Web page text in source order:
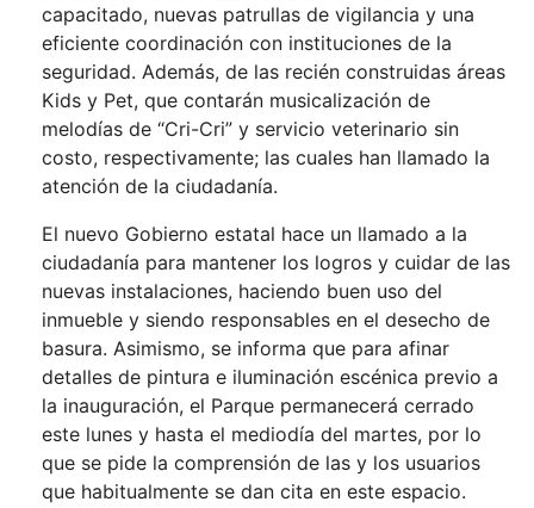
capacitado, nuevas patrullas de vigilancia y una
eficiente coordinación con instituciones de la
seguridad. Además, de las recién construidas áreas
Kids y Pet, que contarán musicalización de
melodías de “Cri-Cri” y servicio veterinario sin
costo, respectivamente; las cuales han llamado la
atención de la ciudadanía.
El nuevo Gobierno estatal hace un llamado a la
ciudadanía para mantener los logros y cuidar de las
nuevas instalaciones, haciendo buen uso del
inmueble y siendo responsables en el desecho de
basura. Asimismo, se informa que para afinar
detalles de pintura e iluminación escénica previo a
la inauguración, el Parque permanecerá cerrado
este lunes y hasta el mediodía del martes, por lo
que se pide la comprensión de las y los usuarios
que habitualmente se dan cita en este espacio.